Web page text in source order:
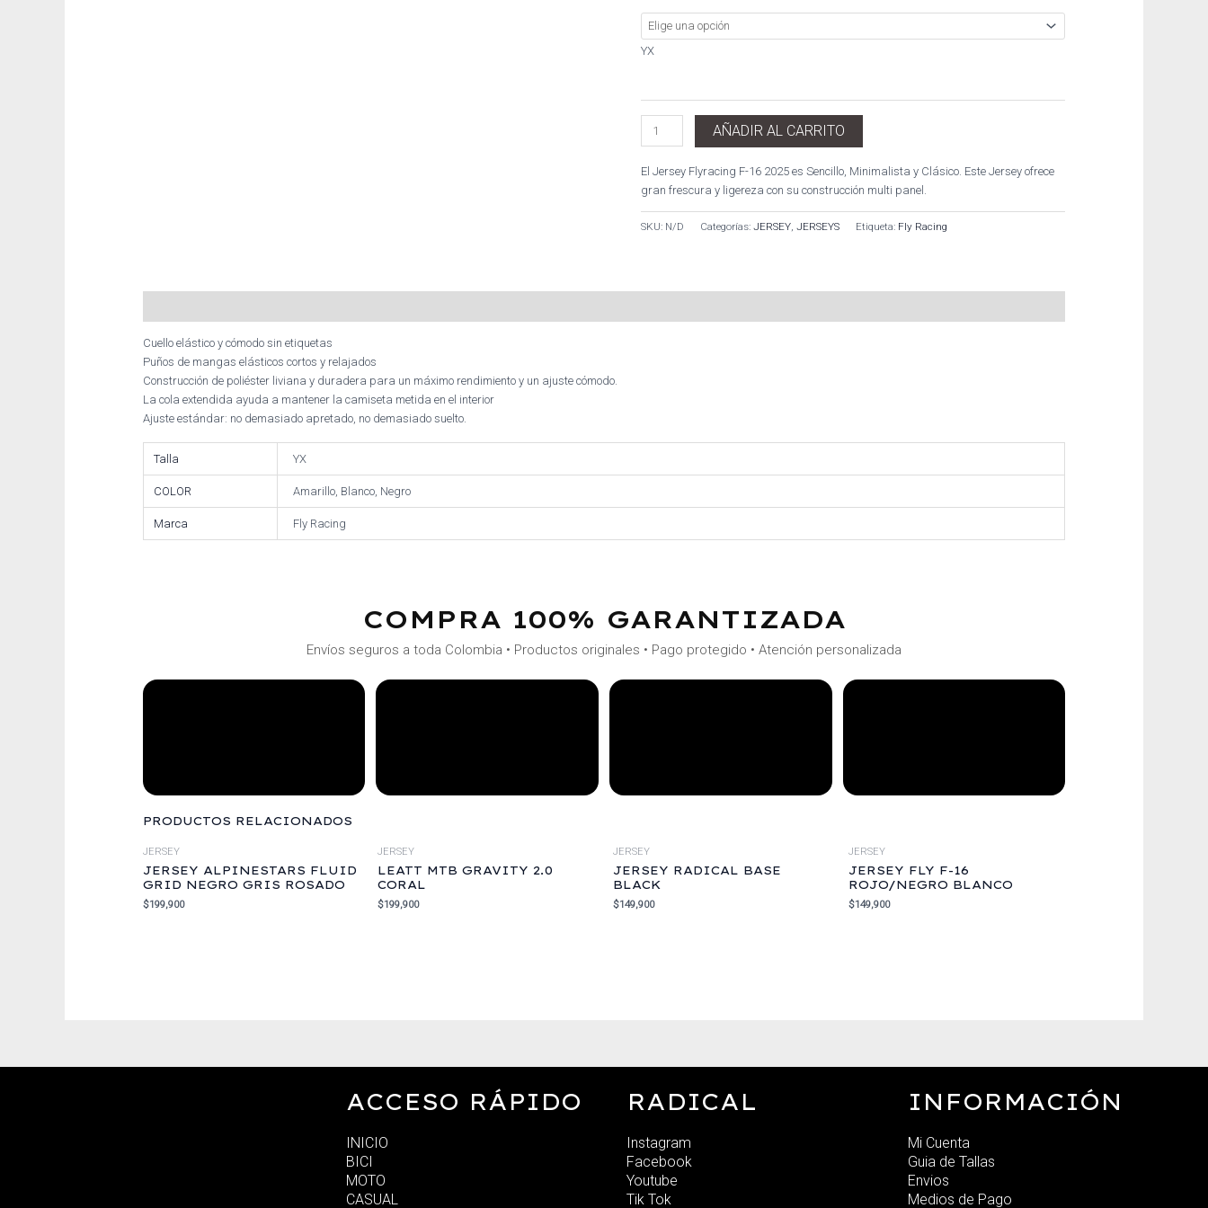
YX
AÑADIR AL CARRITO
El Jersey Flyracing F-16 2025 es Sencillo, Minimalista y Clásico. Este Jersey ofrece
gran frescura y ligereza con su construcción multi panel.
SKU: N/D Categorías:JERSEY ,JERSEYS Etiqueta: Fly Racing
Cuello elástico y cómodo sin etiquetas
Puños de mangas elásticos cortos y relajados
Construcción de poliéster liviana y duradera para un máximo rendimiento y un ajuste cómodo.
La cola extendida ayuda a mantener la camiseta metida en el interior
Ajuste estándar: no demasiado apretado, no demasiado suelto.
Talla YX
COLOR Amarillo, Blanco, Negro
Marca Fly Racing
COMPRA 100% GARANTIZADA
Envíos seguros a toda Colombia • Productos originales • Pago protegido • Atención personalizada
PRODUCTOS RELACIONADOS
JERSEY
JERSEY ALPINESTARS FLUID
GRID NEGRO GRIS ROSADO
$199,900
JERSEY
LEATT MTB GRAVITY 2.0
CORAL
$199,900
JERSEY
JERSEY RADICAL BASE
BLACK
$149,900
JERSEY
JERSEY FLY F-16
ROJO/NEGRO BLANCO
$149,900
ACCESO RÁPIDO
INICIO
BICI
MOTO
CASUAL
RADICAL
Instagram
Facebook
Youtube
Tik Tok
INFORMACIÓN
Mi Cuenta
Guia de Tallas
Envios
Medios de Pago